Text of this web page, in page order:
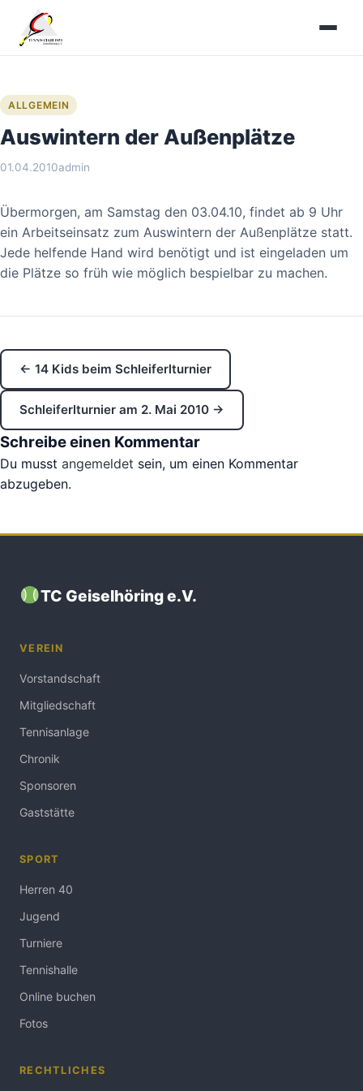
Inhalt
springen
ALLGEMEIN
Auswintern der Außenplätze
01.04.2010admin
Übermorgen, am Samstag den 03.04.10, findet ab 9 Uhr
ein Arbeitseinsatz zum Auswintern der Außenplätze statt.
Jede helfende Hand wird benötigt und ist eingeladen um
die Plätze so früh wie möglich bespielbar zu machen.
← 14 Kids beim Schleiferlturnier
Schleiferlturnier am 2. Mai 2010 →
Schreibe einen Kommentar
Du musst angemeldet sein, um einen Kommentar
abzugeben.
TC Geiselhöring e.V.
VEREIN
Vorstandschaft
Mitgliedschaft
Tennisanlage
Chronik
Sponsoren
Gaststätte
SPORT
Herren 40
Jugend
Turniere
Tennishalle
Online buchen
Fotos
RECHTLICHES